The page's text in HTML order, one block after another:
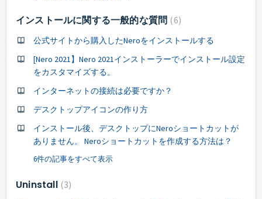
インストールに関する一般的な質問 6
公式サイトから購入したNeroをインストールする
[Nero 2021】Nero 2021インストーラーでインストール設定
をカスタマイズする。
インターネットの接続は必要ですか？
デスクトップアイコンの作り方
インストール後、デスクトップにNeroショートカットが
ありません。 Neroショートカットを作成する方法は？
6件の記事をすべて表示
Uninstall 3